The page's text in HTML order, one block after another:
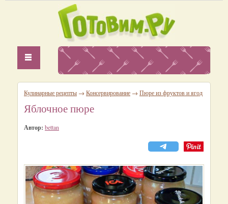
Кулинарные рецепты → Консервирование → Пюре из фруктов и ягод
Яблочное пюре
Автор: bettan